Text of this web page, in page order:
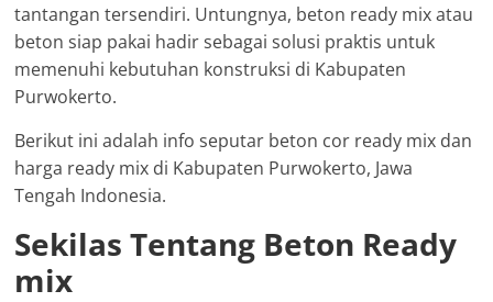
tantangan tersendiri. Untungnya, beton ready mix atau
beton siap pakai hadir sebagai solusi praktis untuk
memenuhi kebutuhan konstruksi di Kabupaten
Purwokerto.
Berikut ini adalah info seputar beton cor ready mix dan
harga ready mix di Kabupaten Purwokerto, Jawa
Tengah Indonesia.
Sekilas Tentang Beton Ready
mix